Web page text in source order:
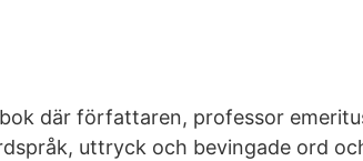
där författaren, professor
uttryck och bevingade ord